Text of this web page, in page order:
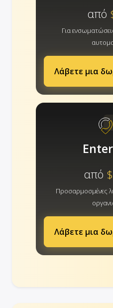
από
Για
Λάβετε μια
από
Προσαρμοσμένες
Λάβετε μια